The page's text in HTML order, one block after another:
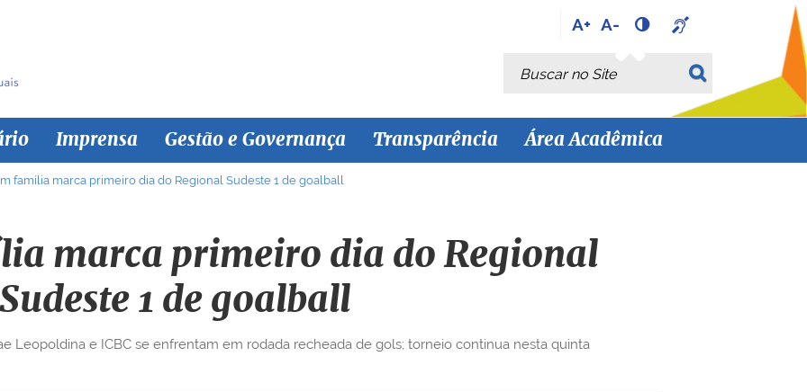
A+ A-
Busca
Busca Avançada…
Imprensa Gestão e Governança Transparência Área Acadêmica
família marca primeiro dia do Regional Sudeste 1 de goalball
marca primeiro dia do Regional
Sudeste 1 de goalball
Leopoldina e ICBC se enfrentam em rodada recheada de gols; torneio continua nesta quinta